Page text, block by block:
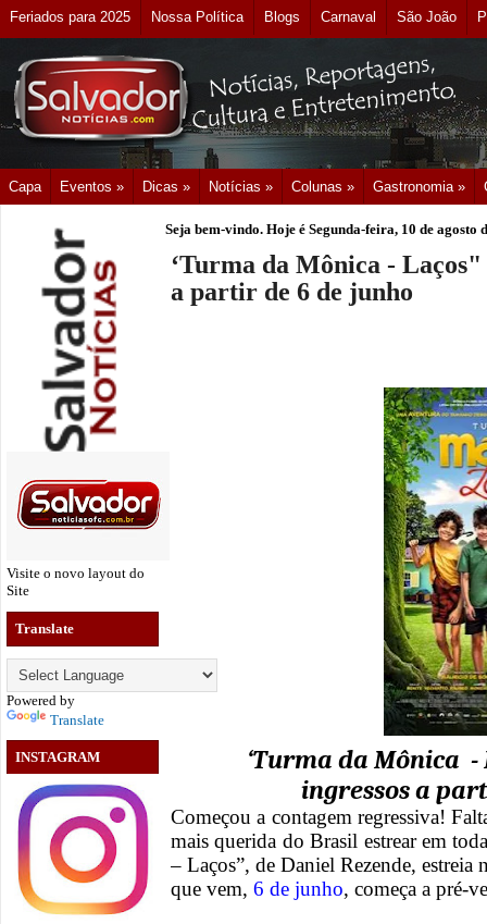
Feriados para 2025 Nossa Política Blogs Carnaval São João
Capa Eventos » Dicas » Notícias » Colunas » Gastronomia »
Visite o novo layout do
Site
Translate
Powered by
Translate
INSTAGRAM
Seja bem-vindo. Hoje é Segunda-feira, 10 de agosto
‘Turma da Mônica -
a partir de 6 de junho
‘Turma da Mônica
ingressos a
Começou a contagem regressiva!
mais querida do Brasil estrear em
– Laços”, de Daniel Rezende, estreia
que vem, 6 de junho, começa a pré-